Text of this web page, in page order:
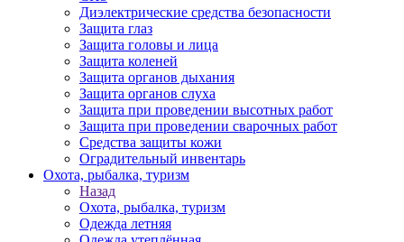
Диэлектрические средства безопасности
Защита глаз
Защита головы и лица
Защита коленей
Защита органов дыхания
Защита органов слуха
Защита при проведении высотных работ
Защита при проведении сварочных работ
Средства защиты кожи
Оградительный инвентарь
Охота, рыбалка, туризм
Назад
Охота, рыбалка, туризм
Одежда летняя